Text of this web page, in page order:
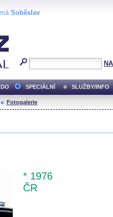
Soběslav
SPECIÁLNÍ SLUŽBY/INFO
Fotogalerie
* 1976
ČR